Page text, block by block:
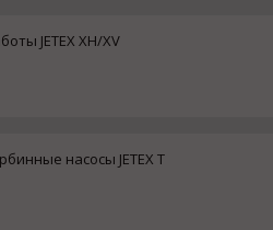
JETEX XH/XV
насосы JETEX Т